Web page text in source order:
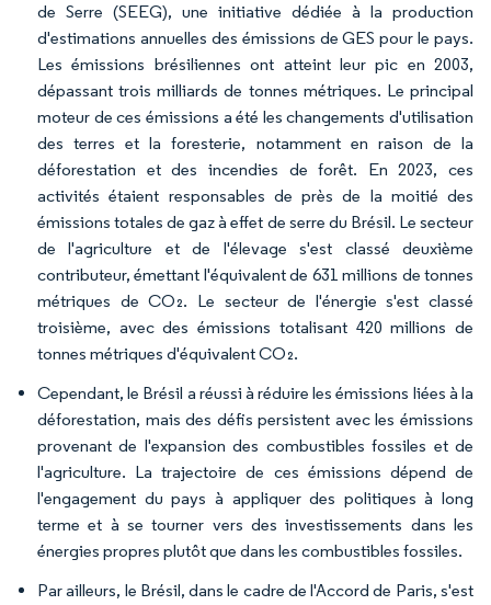
de Serre (SEEG), une initiative dédiée à la production
d'estimations annuelles des émissions de GES pour le pays.
Les émissions brésiliennes ont atteint leur pic en 2003,
dépassant trois milliards de tonnes métriques. Le principal
moteur de ces émissions a été les changements d'utilisation
des terres et la foresterie, notamment en raison de la
déforestation et des incendies de forêt. En 2023, ces
activités étaient responsables de près de la moitié des
émissions totales de gaz à effet de serre du Brésil. Le secteur
de l'agriculture et de l'élevage s'est classé deuxième
contributeur, émettant l'équivalent de 631 millions de tonnes
métriques de CO₂. Le secteur de l'énergie s'est classé
troisième, avec des émissions totalisant 420 millions de
tonnes métriques d'équivalent CO₂.
Cependant, le Brésil a réussi à réduire les émissions liées à la
déforestation, mais des défis persistent avec les émissions
provenant de l'expansion des combustibles fossiles et de
l'agriculture. La trajectoire de ces émissions dépend de
l'engagement du pays à appliquer des politiques à long
terme et à se tourner vers des investissements dans les
énergies propres plutôt que dans les combustibles fossiles.
Par ailleurs, le Brésil, dans le cadre de l'Accord de Paris, s'est